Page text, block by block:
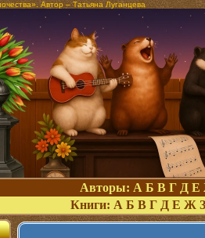
Автор – Татьяна Луганцева
Авторы: А Б В Г Д Е
Книги: А Б В Г Д Е Ж З